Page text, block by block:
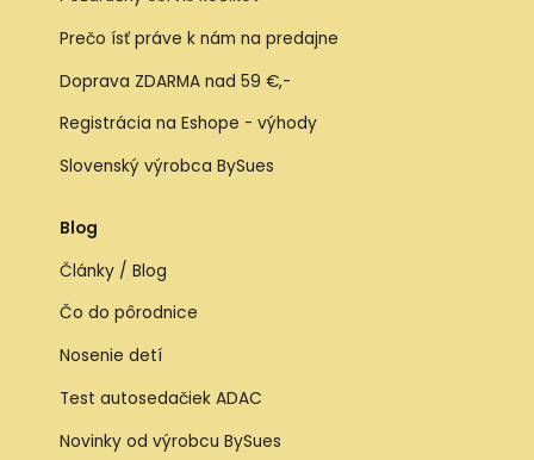
Prečo ísť práve k nám na predajne
Doprava ZDARMA nad 59 €,-
Registrácia na Eshope - výhody
Slovenský výrobca BySues
Blog
Články / Blog
Čo do pôrodnice
Nosenie detí
Test autosedačiek ADAC
Novinky od výrobcu BySues